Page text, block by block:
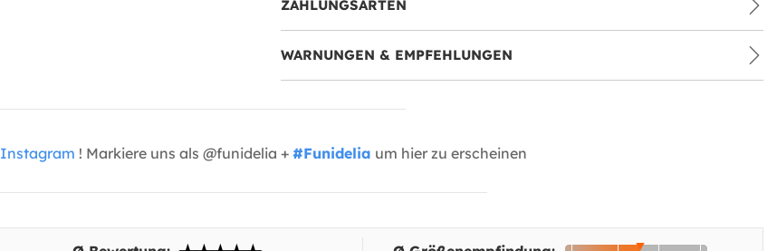
ZAHLUNGSARTEN
WARNUNGEN & EMPFEHLUNGEN
Instagram ! Markiere uns als @funidelia + #Funidelia um hier zu erscheinen